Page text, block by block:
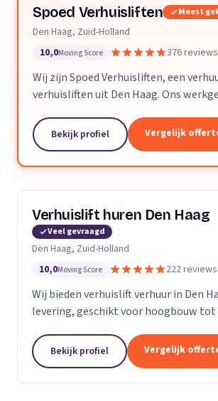
Spoed Verhuisliften Meest
Den Haag, Zuid-Holland
10,0Moving Score 376 reviews
Wij zijn Spoed Verhuisliften, een
verhuisliften uit Den Haag. Ons
Bekijk profiel Vergelijk
Verhuislift huren Den Haag
Veel gevraagd
Den Haag, Zuid-Holland
10,0Moving Score 222 reviews
Wij bieden verhuislift verhuur in Den
levering, geschikt voor hoogbouw tot
Bekijk profiel Vergelijk